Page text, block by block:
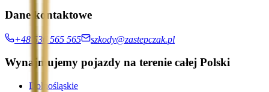
Dane kontaktowe
+48 536 565 565 szkody@zastepczak.pl
Wynajmujemy pojazdy na terenie całej Polski
Dolnośląskie